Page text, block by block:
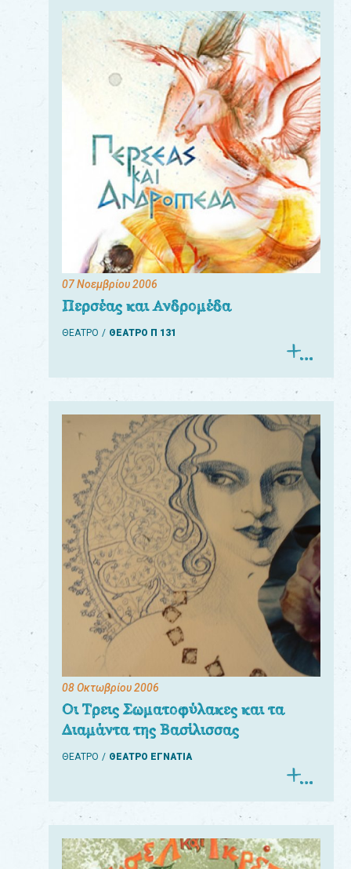
07 Νοεμβρίου 2006
Περσέας και Ανδρομέδα
ΘΕΑΤΡΟ ΘΕΑΤΡΟ Π 131
08 Οκτωβρίου 2006
Οι Τρεις Σωματοφύλακες και τα
Διαμάντα της Βασίλισσας
ΘΕΑΤΡΟ ΘΕΑΤΡΟ ΕΓΝΑΤΙΑ